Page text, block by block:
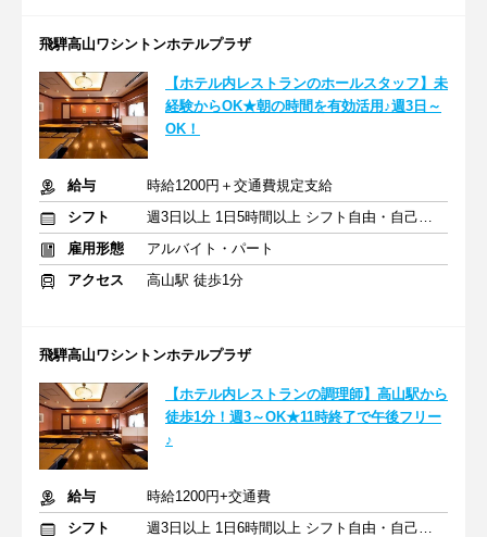
飛騨高山ワシントンホテルプラザ
【ホテル内レストランのホールスタッフ】未
経験からOK★朝の時間を有効活用♪週3日～
OK！
給与
時給1200円＋交通費規定支給
シフト
週3日以上 1日5時間以上 シフト自由・自己申告
雇用形態
アルバイト・パート
アクセス
高山駅 徒歩1分
飛騨高山ワシントンホテルプラザ
【ホテル内レストランの調理師】高山駅から
徒歩1分！週3～OK★11時終了で午後フリー
♪
給与
時給1200円+交通費
シフト
週3日以上 1日6時間以上 シフト自由・自己申告